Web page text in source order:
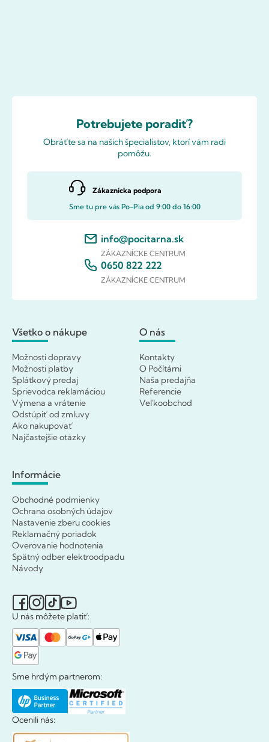
Potrebujete poradiť?
Obráťte sa na našich špecialistov, ktorí vám radi
pomôžu.
Zákaznícka podpora
Sme tu pre vás Po-Pia od 9:00 do 16:00
info@pocitarna.sk
ZÁKAZNÍCKE CENTRUM
0650 822 222
ZÁKAZNÍCKE CENTRUM
Všetko o nákupe
Možnosti dopravy
Možnosti platby
Splátkový predaj
Sprievodca reklamáciou
Výmena a vrátenie
Odstúpiť od zmluvy
Ako nakupovať
Najčastejšie otázky
O nás
Kontakty
O Počítárni
Naša predajňa
Referencie
Veľkoobchod
Informácie
Obchodné podmienky
Ochrana osobných údajov
Nastavenie zberu cookies
Reklamačný poriadok
Overovanie hodnotenia
Spätný odber elektroodpadu
Návody
U nás môžete platiť:
Sme hrdým partnerom:
Ocenili nás: